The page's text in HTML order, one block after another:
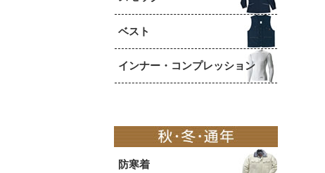
ベスト
インナー・コンプレッション
防寒着